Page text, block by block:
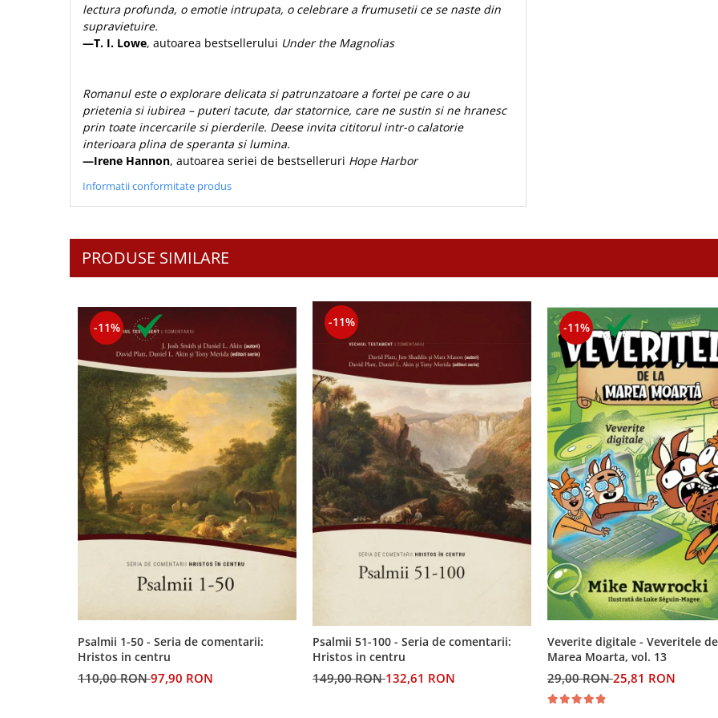
lectura profunda, o emotie intrupata, o celebrare a frumusetii ce se naste din
supravietuire.
—T. I. Lowe, autoarea bestsellerului Under the Magnolias
Romanul este o explorare delicata si patrunzatoare a fortei pe care o au
prietenia si iubirea – puteri tacute, dar statornice, care ne sustin si ne hranesc
prin toate incercarile si pierderile. Deese invita cititorul intr-o calatorie
interioara plina de speranta si lumina.
—Irene Hannon, autoarea seriei de bestselleruri Hope Harbor
Informatii conformitate produs
PRODUSE SIMILARE
-11%
Psalmii 1-50 - Seria de comentarii:
Hristos in centru
110,00 RON97,90 RON
-11%
Psalmii 51-100 - Seria de comentarii:
Hristos in centru
149,00 RON132,61 RON
-11%
Veverite digitale - Veveritele
Marea Moarta, vol. 13
29,00 RON25,81 RON